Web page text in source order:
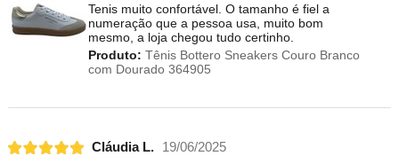
Tenis muito confortável. O tamanho é fiel a
numeração que a pessoa usa, muito bom
mesmo, a loja chegou tudo certinho.
Produto: Tênis Bottero Sneakers Couro Branco
com Dourado 364905
Cláudia L.
19/06/2025